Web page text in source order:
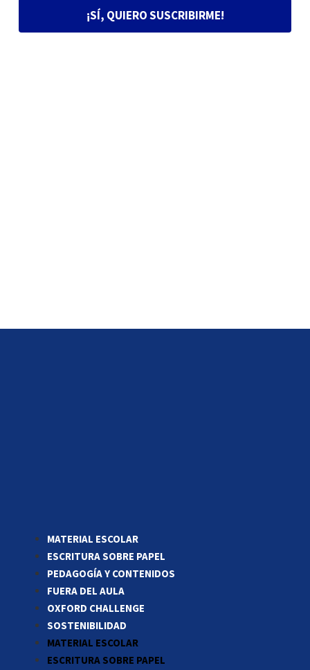
MATERIAL ESCOLAR
ESCRITURA SOBRE PAPEL
PEDAGOGÍA Y CONTENIDOS
FUERA DEL AULA
OXFORD CHALLENGE
SOSTENIBILIDAD
MATERIAL ESCOLAR
ESCRITURA SOBRE PAPEL